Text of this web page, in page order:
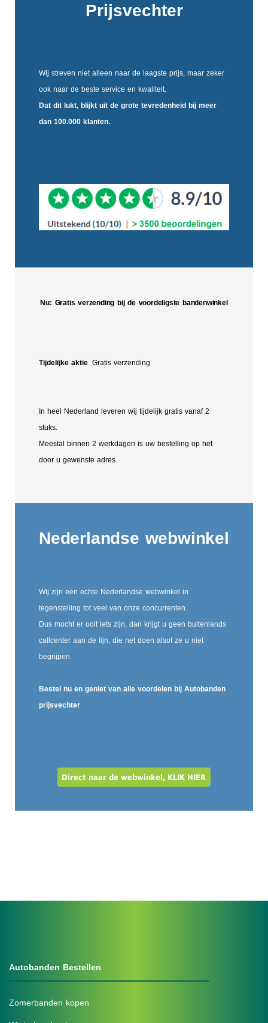
Prijsvechter
Wij streven niet alleen naar de laagste prijs, maar zeker
ook naar de beste service en kwaliteit.
Dat dit lukt, blijkt uit de grote tevredenheidbij meer
dan 100.000 klanten.
Nu: Gratis verzending bij de voordeligste bandenwinkel
Tijdelijke aktie. Gratis verzending
In heel Nederland leveren wij tijdelijk gratis vanaf 2
stuks.
Meestal binnen 2 werkdagen is uw bestelling op het
door u gewenste adres.
Nederlandse webwinkel
Wij zijn een echte Nederlandse webwinkel in
tegenstelling tot veel van onze concurrenten.
Dus mocht er ooit iets zijn, dan krijgt u geen buitenlands
callcenter aan de lijn, die net doen alsof ze u niet
begrijpen.
Bestel nu en geniet van alle voordelen bij Autobanden
prijsvechter
Autobanden Bestellen
Zomerbanden kopen